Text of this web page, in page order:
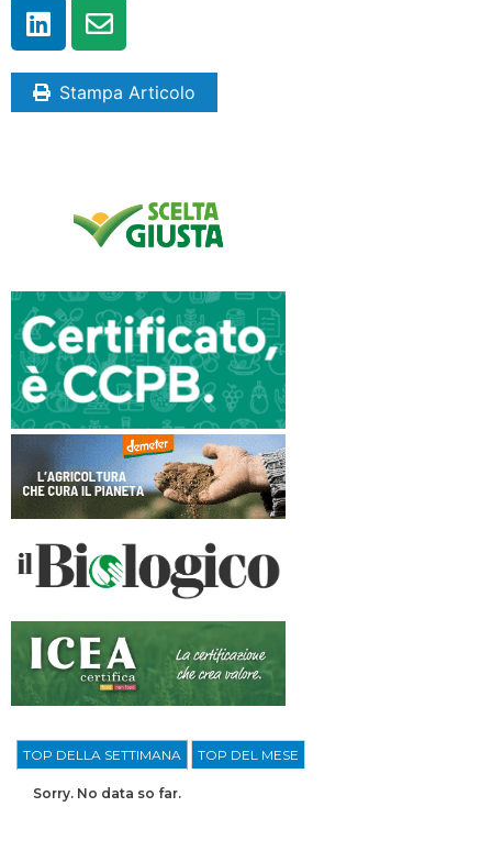
Stampa Articolo
TOP DELLA SETTIMANA TOP DEL MESE
Sorry. No data so far.